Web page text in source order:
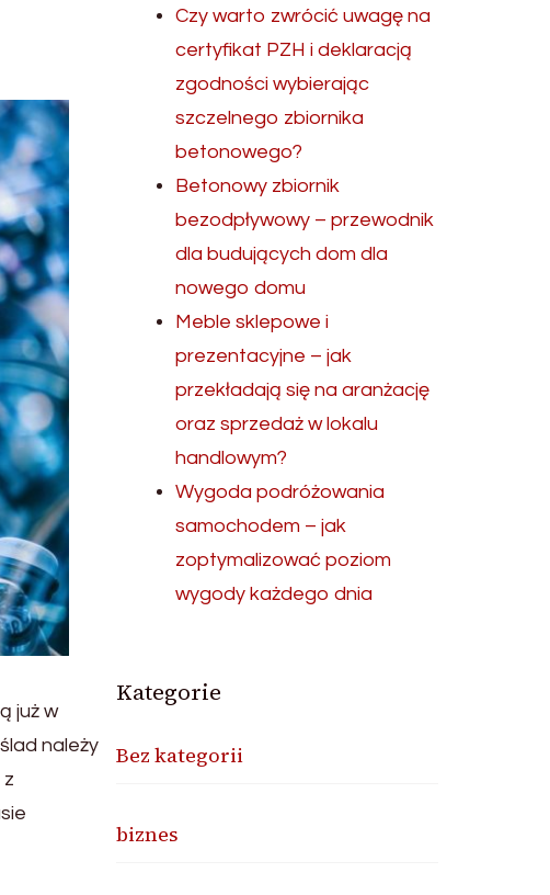
już w
należy
Czy warto zwrócić uwagę na
certyfikat PZH i deklaracją
zgodności wybierając
szczelnego zbiornika
betonowego?
Betonowy zbiornik
bezodpływowy – przewodnik
dla budujących dom dla
nowego domu
Meble sklepowe i
prezentacyjne – jak
przekładają się na aranżację
oraz sprzedaż w lokalu
handlowym?
Wygoda podróżowania
samochodem – jak
zoptymalizować poziom
wygody każdego dnia
Kategorie
Bez kategorii
biznes